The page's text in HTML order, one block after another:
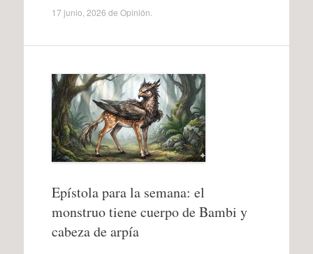
17 junio, 2026 de Opinión
Epístola para la semana: el
monstruo tiene cuerpo de Bambi y
cabeza de arpía